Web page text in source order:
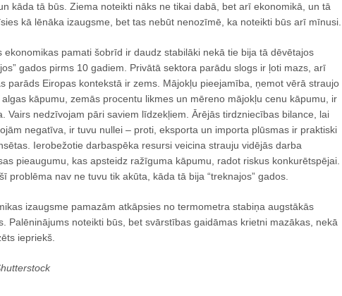
kāda tā būs. Ziema noteikti nāks ne tikai dabā, bet arī ekonomikā, un tā
kā lēnāka izaugsme, bet tas nebūt nenozīmē, ka noteikti būs arī mīnusi.
ekonomikas pamati šobrīd ir daudz stabilāki nekā tie bija tā dēvētajos
gados pirms 10 gadiem. Privātā sektora parādu slogs ir ļoti mazs, arī
parāds Eiropas kontekstā ir zems. Mājokļu pieejamība, ņemot vērā straujo
algas kāpumu, zemās procentu likmes un mēreno mājokļu cenu kāpumu, ir
Vairs nedzīvojam pāri saviem līdzekļiem. Ārējās tirdzniecības bilance, lai
negatīva, ir tuvu nullei – proti, eksporta un importa plūsmas ir praktiski
Ierobežotie darbaspēka resursi veicina strauju vidējās darba
pieaugumu, kas apsteidz ražīguma kāpumu, radot riskus konkurētspējai.
problēma nav ne tuvu tik akūta, kāda tā bija “treknajos” gados.
izaugsme pamazām atkāpsies no termometra stabiņa augstākās
Palēninājums noteikti būs, bet svārstības gaidāmas krietni mazākas, nekā
iepriekš.